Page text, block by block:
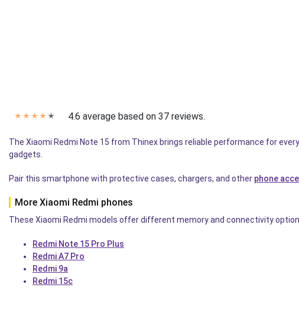
✭ ✭ ✭ ✭ ✭ 4.6 average based on 37 reviews.
The Xiaomi Redmi Note 15 from Thinex brings reliable performance for
gadgets.
Pair this smartphone with protective cases, chargers, and other phone
More Xiaomi Redmi phones
These Xiaomi Redmi models offer different memory and connectivity
Redmi Note 15 Pro Plus
Redmi A7 Pro
Redmi 9a
Redmi 15c